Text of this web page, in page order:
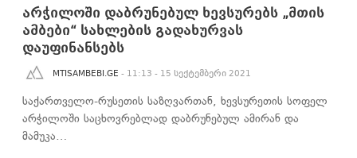
არჭილოში დაბრუნებულ ხევსურებს „მთის
ამბები“ სახლების გადახურვას
დაუფინანსებს
MTISAMBEBI.GE - 11:13 - 15 სექტემბერი 2021
საქართველო-რუსეთის საზღვართან, ხევსურეთის სოფელ
არჭილოში საცხოვრებლად დაბრუნებულ ამირან და
მამუკა…